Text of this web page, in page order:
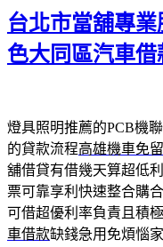
期:
台北市當舖專
色大同區汽車借
燈具照明推薦的PCB機
的貸款流程高雄機車免
舖借貸有借幾天算超低
票可靠享利快速整合購
可借超優利率負責且積
車借款缺錢急用免煩惱